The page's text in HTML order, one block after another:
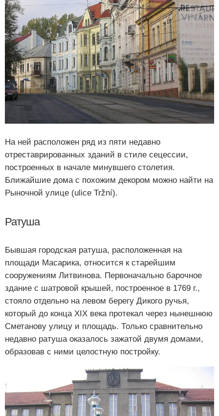
На ней расположен ряд из пяти недавно
отреставрированных зданий в стиле сецессии,
построенных в начале минувшего столетия.
Ближайшие дома с похожим декором можно найти на
Рыночной улице (ulice Tržní).
Ратуша
Бывшая городская ратуша, расположенная на
площади Масарика, относится к старейшим
сооружениям Литвинова. Первоначально барочное
здание с шатровой крышей, построенное в 1769 г.,
стояло отдельно на левом берегу Дикого ручья,
который до конца XIX века протекал через нынешнюю
Сметанову улицу и площадь. Только сравнительно
недавно ратуша оказалось зажатой двумя домами,
образовав с ними целостную постройку.